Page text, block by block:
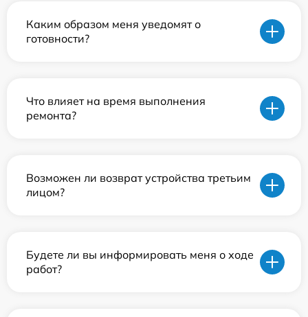
Каким образом меня уведомят о
готовности?
Что влияет на время выполнения
ремонта?
Возможен ли возврат устройства третьим
лицом?
Будете ли вы информировать меня о ходе
работ?